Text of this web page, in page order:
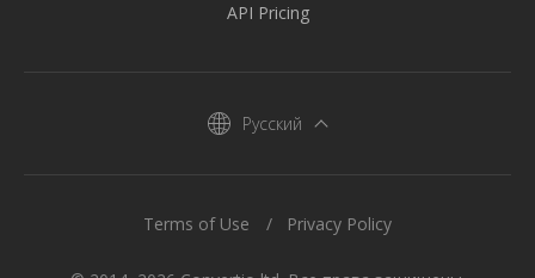
API Pricing
Русский
Terms of Use Privacy Policy